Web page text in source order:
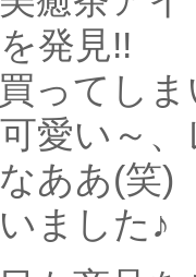
発見!!
ってし
愛い～
ああ(笑)
ました♪